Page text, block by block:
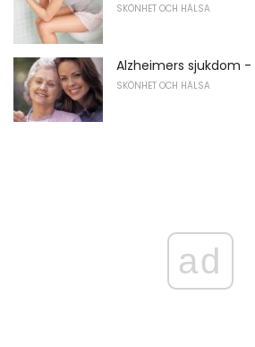
SKÖNHET OCH HÄLSA
Alzheimers sjukdom -
SKÖNHET OCH HÄLSA
ad